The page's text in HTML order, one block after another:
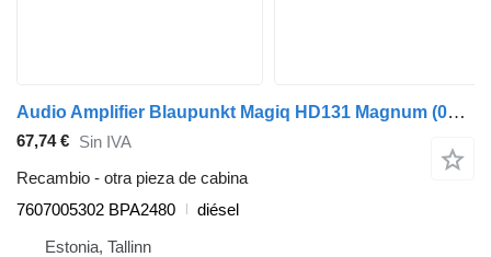
Audio Amplifier Blaupunkt Magiq HD131 Magnum (01.99-) 7607005302 para Bova Magiq (1999-2010) autobús
67,74 € Sin IVA
Recambio - otra pieza de cabina
7607005302 BPA2480
diésel
Estonia, Tallinn